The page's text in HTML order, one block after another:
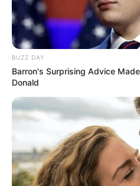
BUZZ DAY
Barron's Surprising Advice
Donald